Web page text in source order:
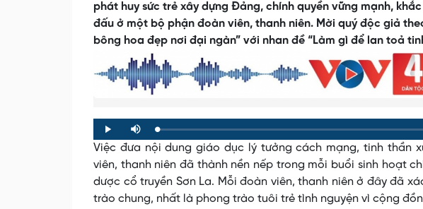
phát huy sức trẻ xây dựng Đảng, chính quyền vững mạnh,
đấu ở một bộ phận đoàn viên, thanh niên. Mời quý độc giả
bông hoa đẹp nơi đại ngàn” với nhan đề “Làm gì để lan toả
Play Mute Loaded:
0%
Progress:
0%
Việc đưa nội dung giáo dục lý tưởng cách mạng, tinh thần
viên, thanh niên đã thành nền nếp trong mỗi buổi sinh hoạt
dược cổ truyền Sơn La. Mỗi đoàn viên, thanh niên ở đây đã
trào chung, nhất là phong trào tuôi trẻ tình nguyện vì cộng